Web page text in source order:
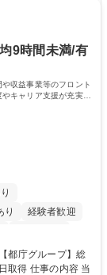
ことも可能です。
の事業/福利厚生◎/
己啓発支援：資格
助 ■住宅手当：家
9時間未満/有
収益事業等のフロント
キャリア支援が充実し
り
経験者歓迎
容 当